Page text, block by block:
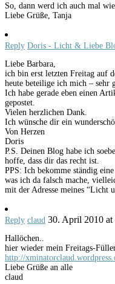
So, dann werd ich auch mal
Liebe Grüße, Tanja
Reply Doris - Licht & Liebe
Liebe Barbara,
ich bin erst letzten Freitag auf
heute beteilige ich mich – sehr
Ich habe gerade eben einen
gepostet.
Vielen herzlichen Dank.
Ich wünsche dir ein
Von Herzen
Doris
P.S. Deinen Blog habe ich
hoffe, dass dir das recht ist.
PPS: Ich bekomme ständig
was ich da falsch mache,
mit der Adresse meines “Licht
Reply claud 30. April 2010 at
Hallöchen..
hier wieder mein Freitags-
http://
Liebe Grüße an alle
claud